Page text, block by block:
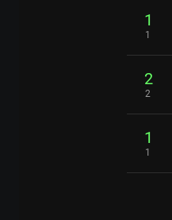
1
1
2
2
1
1